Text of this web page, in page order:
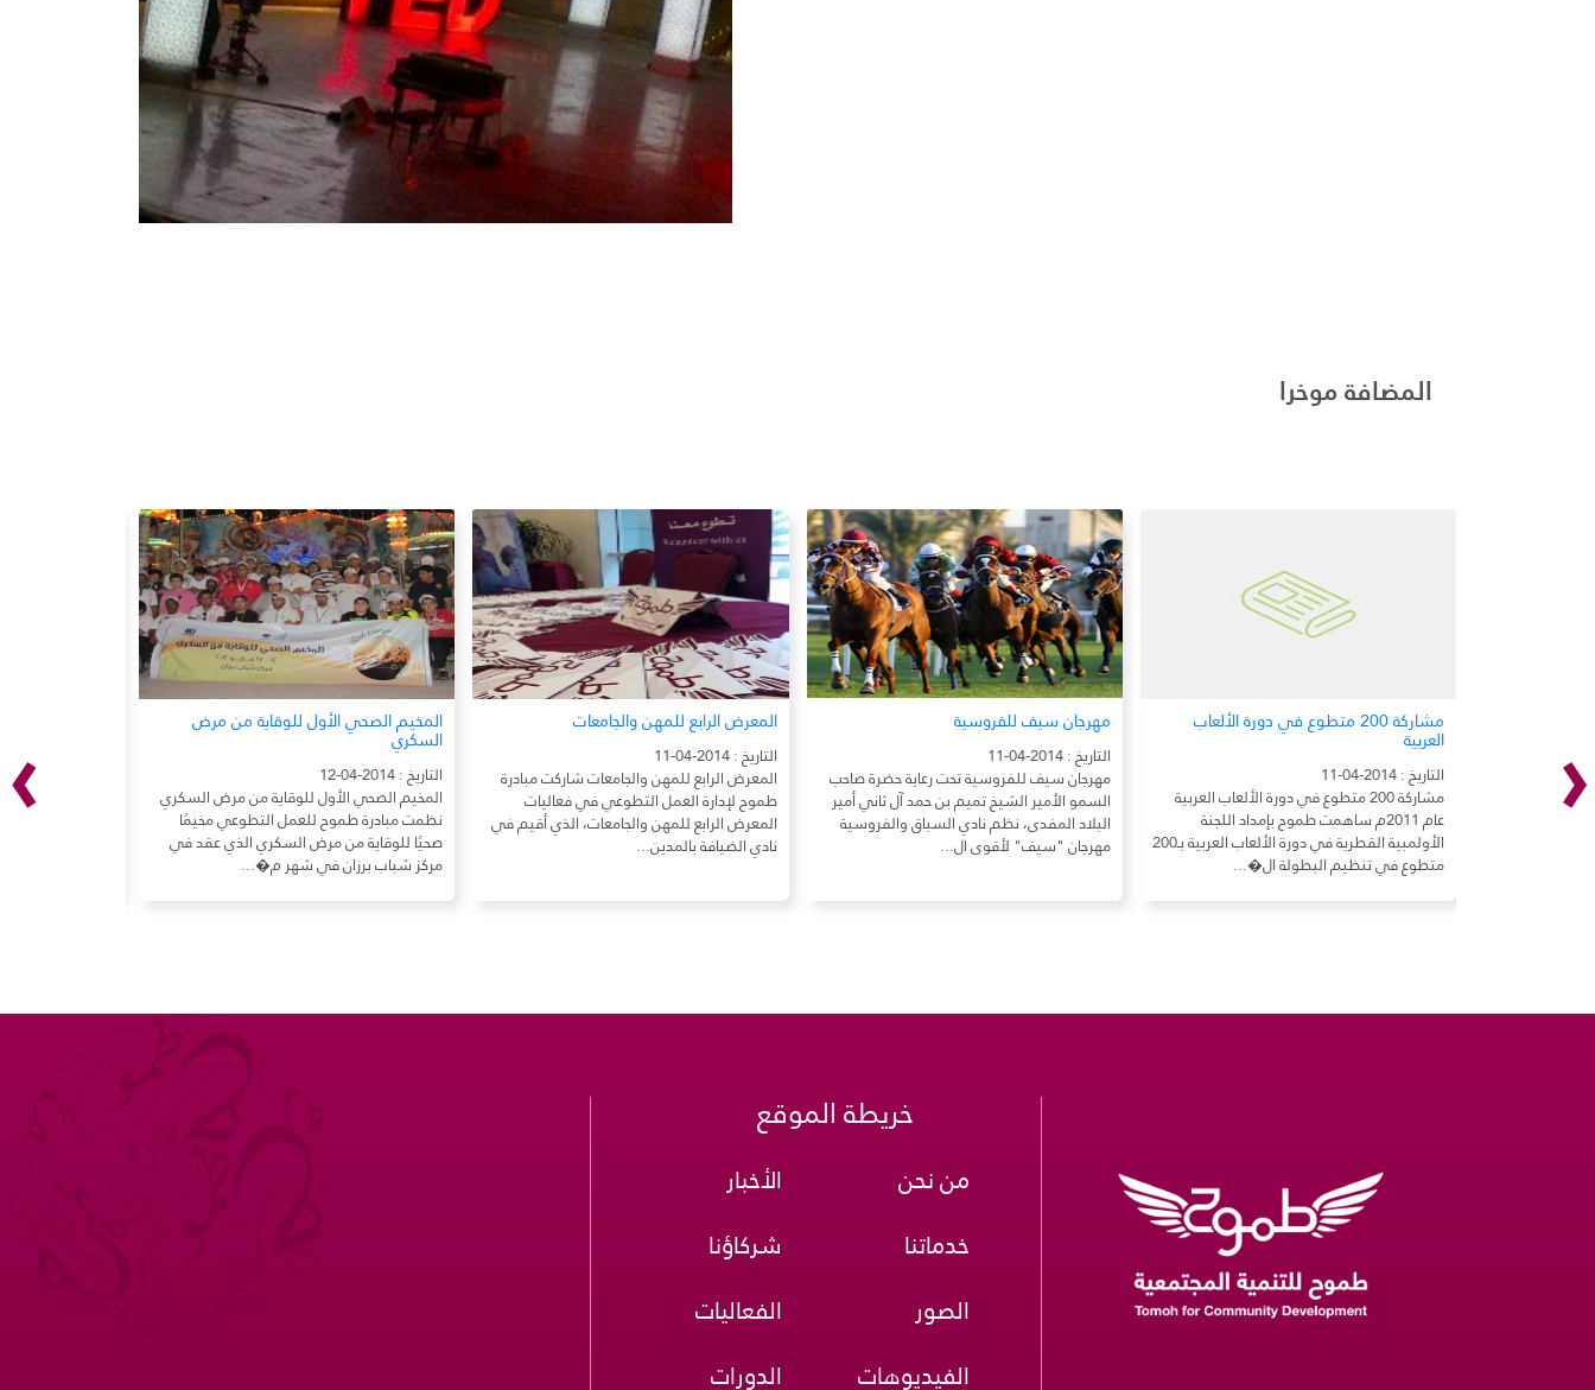
المضافة موخرا
مشاركة 200 متطوع في دورة الألعاب
العربية
التاريخ : 2014-04-11
مشاركة 200 متطوع في دورة الألعاب العربية
عام 2011م ساهمت طموح بإمداد اللجنة
الأولمبية القطرية في دورة الألعاب العربية بـ200
متطوع في تنظيم البطولة ال�...
مهرجان سيف للفروسية
التاريخ : 2014-04-11
مهرجان سيف للفروسية تحت رعاية حضرة صاحب
السمو الأمير الشيخ تميم بن حمد آل ثاني أمير
البلاد المفدى، نظم نادي السباق والفروسية
مهرجان "سيف" لأقوى ال...
المعرض الرابع للمهن والجامعات
التاريخ : 2014-04-11
المعرض الرابع للمهن والجامعات شاركت مبادرة
طموح لإدارة العمل التطوعي في فعاليات
المعرض الرابع للمهن والجامعات، الذي أقيم في
نادي الضيافة بالمدين...
المخيم الصحي الأول للوقاية من مرض
السكري
التاريخ : 2014-04-12
المخيم الصحي الأول للوقاية من مرض السكري
نظمت مبادرة طموح للعمل التطوعي مخيمًا
صحيًا للوقاية من مرض السكري الذي عقد في
مركز شباب برزان في شهر م�...
‹
›
خريطة الموقع
من نحن
خدماتنا
الصور
الفيديوهات
الأخبار
شركاؤنا
الفعاليات
الدورات